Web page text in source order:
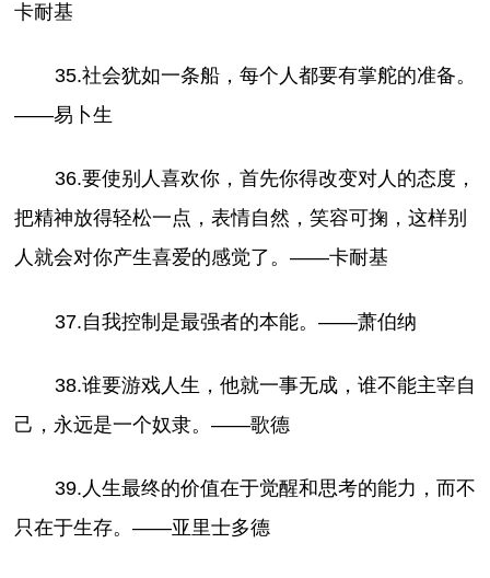
卡耐基
35.社会犹如一条船，每个人都要有掌舵的准备。
——易卜生
36.要使别人喜欢你，首先你得改变对人的态度，
把精神放得轻松一点，表情自然，笑容可掬，这样别
人就会对你产生喜爱的感觉了。——卡耐基
37.自我控制是最强者的本能。——萧伯纳
38.谁要游戏人生，他就一事无成，谁不能主宰自
己，永远是一个奴隶。——歌德
39.人生最终的价值在于觉醒和思考的能力，而不
只在于生存。——亚里士多德